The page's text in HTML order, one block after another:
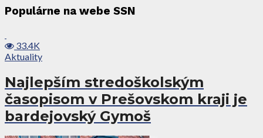
Populárne na webe SSN
33.4K
Aktuality
Najlepším stredoškolským
časopisom v Prešovskom kraji je
bardejovský Gymoš